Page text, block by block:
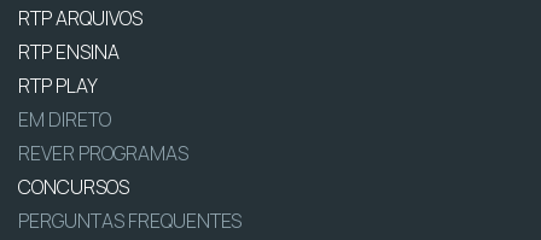
RTP ARQUIVOS
RTP ENSINA
RTP PLAY
EM DIRETO
REVER PROGRAMAS
CONCURSOS
PERGUNTAS FREQUENTES